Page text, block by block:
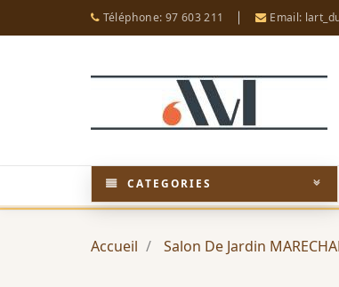
Téléphone: 97 603 211 Email:
CATEGORIES
Accueil Salon De Jardin